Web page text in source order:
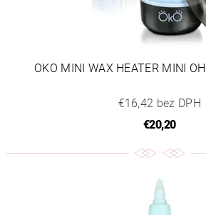
OKO MINI WAX HEATER MINI
€16,42 bez DPH
€20,20